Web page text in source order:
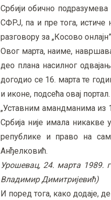
Србији обично
СФРЈ, па и пре тога,
разговору за „Косово
Овог марта, наиме,
део плана насилног
догодио се 16. марта те
и иконе, подсећа овај портал.
„Уставним амандманима из
Србија није имала никакве
републике и право на
Анђелковић.
Урошевац, 24. марта 1989.
Владимир Димитријевић)
И поред тога, како додаје,